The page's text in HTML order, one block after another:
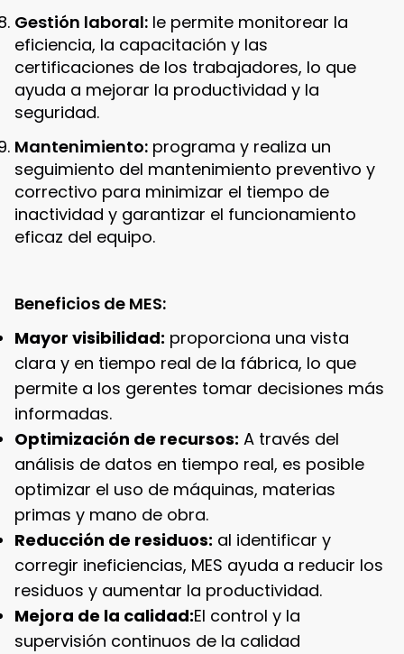
Gestión laboral: le permite monitorear la
eficiencia, la capacitación y las
certificaciones de los trabajadores, lo que
ayuda a mejorar la productividad y la
seguridad.
Mantenimiento: programa y realiza un
seguimiento del mantenimiento preventivo y
correctivo para minimizar el tiempo de
inactividad y garantizar el funcionamiento
eficaz del equipo.
Beneficios de MES:
Mayor visibilidad: proporciona una vista
clara y en tiempo real de la fábrica, lo que
permite a los gerentes tomar decisiones más
informadas.
Optimización de recursos: A través del
análisis de datos en tiempo real, es posible
optimizar el uso de máquinas, materias
primas y mano de obra.
Reducción de residuos: al identificar y
corregir ineficiencias, MES ayuda a reducir los
residuos y aumentar la productividad.
Mejora de la calidad:El control y la
supervisión continuos de la calidad